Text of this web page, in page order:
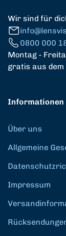
Wir sind für
0800 000
Montag -
gratis aus dem
Informationen
Über uns
Allgemeine
Impressum